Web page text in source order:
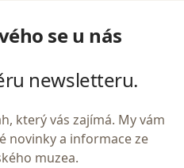
se u nás
newsletteru.
který vás zajímá. My vám
novinky a informace ze
muzea.